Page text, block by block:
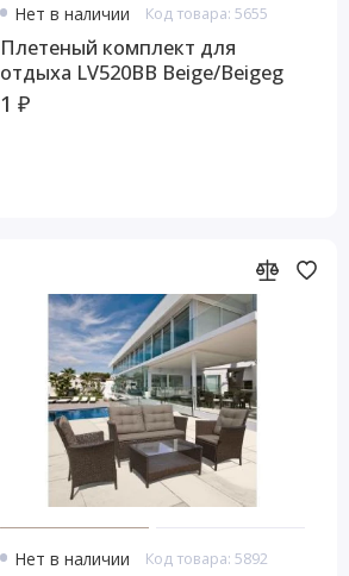
Нет в наличии Код товара: 5655
Плетеный комплект для
отдыха LV520BB Beige/Beigeg
1 ₽
Нет в наличии Код товара: 5892